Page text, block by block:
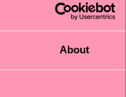
About